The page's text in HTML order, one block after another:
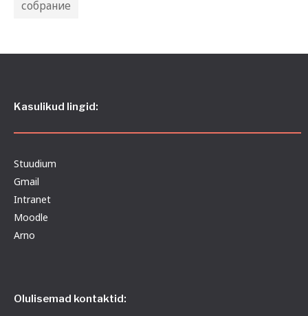
собрание
Kasulikud lingid:
Stuudium
Gmail
Intranet
Moodle
Arno
Olulisemad kontaktid: